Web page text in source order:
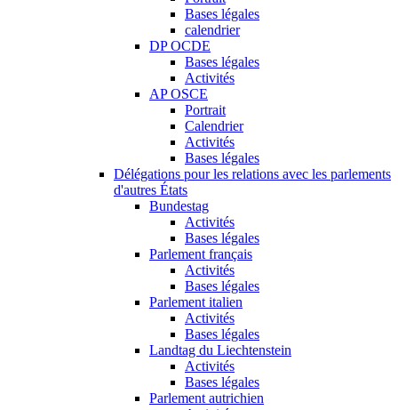
Bases légales
calendrier
DP OCDE
Bases légales
Activités
AP OSCE
Portrait
Calendrier
Activités
Bases légales
Délégations pour les relations avec les parlements
d'autres États
Bundestag
Activités
Bases légales
Parlement français
Activités
Bases légales
Parlement italien
Activités
Bases légales
Landtag du Liechtenstein
Activités
Bases légales
Parlement autrichien